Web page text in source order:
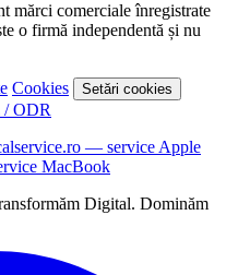
mărci comerciale înregistrate
o firmă independentă și nu
Cookies Setări cookies
/ ODR
— service Apple
MacBook
Digital. Dominăm